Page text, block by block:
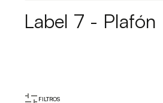
Label 7 - Plafón
FILTROS